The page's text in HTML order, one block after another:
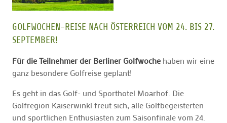
GOLFWOCHEN-REISE NACH ÖSTERREICH VOM 24. BIS 27.
SEPTEMBER!
Für die Teilnehmer der Berliner Golfwoche haben wir eine
ganz besondere Golfreise geplant!
Es geht in das Golf- und Sporthotel Moarhof. Die
Golfregion Kaiserwinkl freut sich, alle Golfbegeisterten
und sportlichen Enthusiasten zum Saisonfinale vom 24.